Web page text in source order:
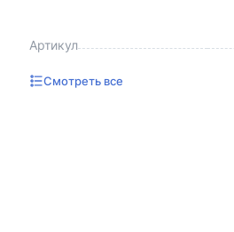
Артикул
Смотреть все